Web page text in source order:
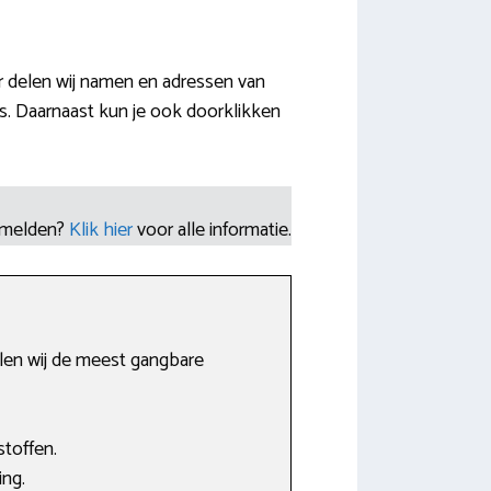
wij namen en adressen van
Daarnaast kun je ook doorklikken
Klik hiervoor alle informatie.
wij de meest gangbare